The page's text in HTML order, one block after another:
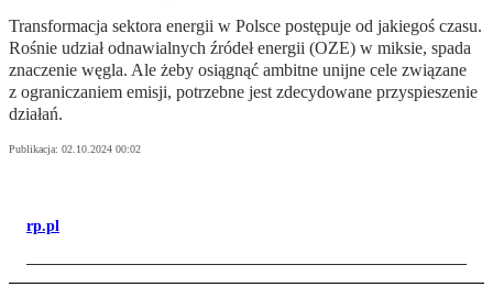
Transformacja sektora energii w Polsce postępuje od jakiegoś czasu.
Rośnie udział odnawialnych źródeł energii (OZE) w miksie, spada
znaczenie węgla. Ale żeby osiągnąć ambitne unijne cele związane
z ograniczaniem emisji, potrzebne jest zdecydowane przyspieszenie
działań.
Publikacja: 02.10.2024 00:02
rp.pl